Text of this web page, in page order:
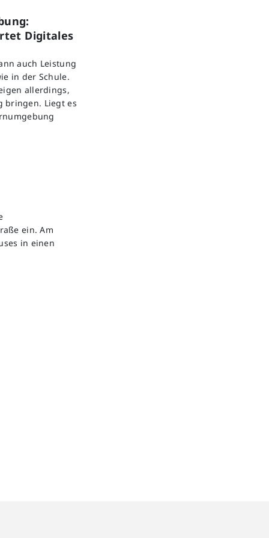
Digitales
auch Leistung
in der Schule.
allerdings,
bringen. Liegt es
ein. Am
in einen